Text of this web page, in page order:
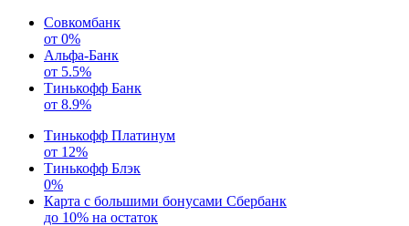
Совкомбанк
от 0%
Альфа-Банк
от 5.5%
Тинькофф Банк
от 8.9%
Тинькофф Платинум
от 12%
Тинькофф Блэк
0%
Карта с большими бонусами Сбербанк
до 10% на остаток